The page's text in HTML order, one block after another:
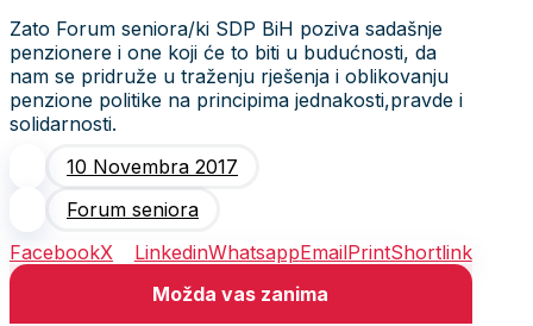
Zato Forum seniora/ki SDP BiH poziva sadašnje
penzionere i one koji će to biti u budućnosti, da
nam se pridruže u traženju rješenja i oblikovanju
penzione politike na principima jednakosti,pravde i
solidarnosti.
10 Novembra 2017
Forum seniora
FacebookX LinkedinWhatsappEmailPrintShortlink
Možda vas zanima